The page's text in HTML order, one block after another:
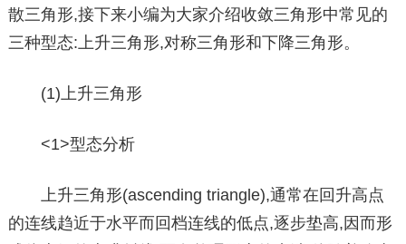
散三角形,接下来小编为大家介绍收敛三角形中常见的
三种型态:上升三角形,对称三角形和下降三角形。
(1)上升三角形
<1>型态分析
上升三角形(ascending triangle),通常在回升高点
的连线趋近于水平而回档连线的低点,逐步垫高,因而形